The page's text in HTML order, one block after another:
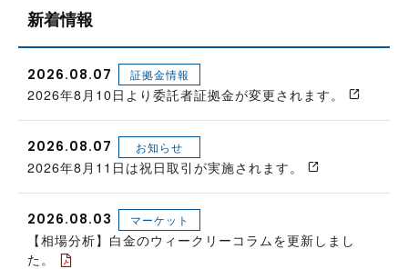
新着情報
2026.08.07 証拠金情報
2026年8月10日より委託者証拠金が変更されます。
2026.08.07 お知らせ
2026年8月11日は祝日取引が実施されます。
2026.08.03 マーケット
【相場分析】白金のウィークリーコラムを更新しまし
た。